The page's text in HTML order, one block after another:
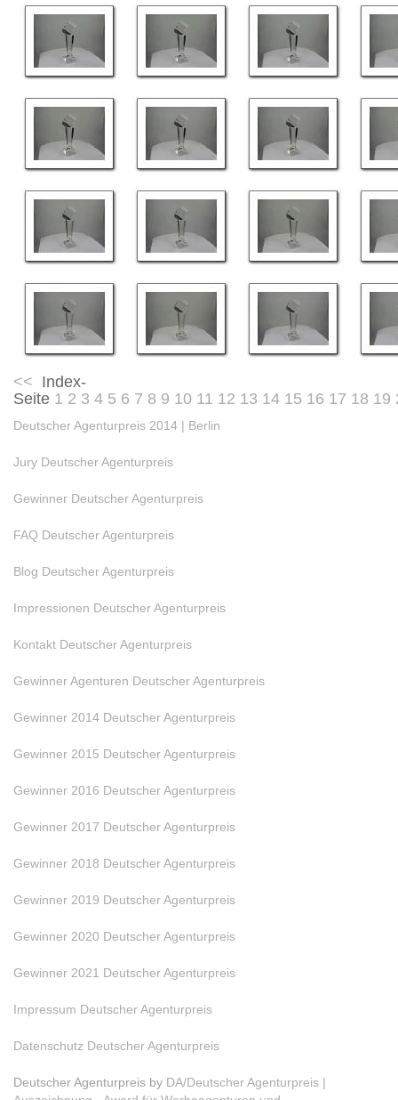
<< Index-
Seite 1 2 3 4 5 6 7 8 9 10 11 12 13 14 15 16 17 18 19
Deutscher Agenturpreis 2014 | Berlin
Jury Deutscher Agenturpreis
Gewinner Deutscher Agenturpreis
FAQ Deutscher Agenturpreis
Blog Deutscher Agenturpreis
Impressionen Deutscher Agenturpreis
Kontakt Deutscher Agenturpreis
Gewinner Agenturen Deutscher Agenturpreis
Gewinner 2014 Deutscher Agenturpreis
Gewinner 2015 Deutscher Agenturpreis
Gewinner 2016 Deutscher Agenturpreis
Gewinner 2017 Deutscher Agenturpreis
Gewinner 2018 Deutscher Agenturpreis
Gewinner 2019 Deutscher Agenturpreis
Gewinner 2020 Deutscher Agenturpreis
Gewinner 2021 Deutscher Agenturpreis
Impressum Deutscher Agenturpreis
Datenschutz Deutscher Agenturpreis
Deutscher Agenturpreis by DA/Deutscher Agenturpreis |